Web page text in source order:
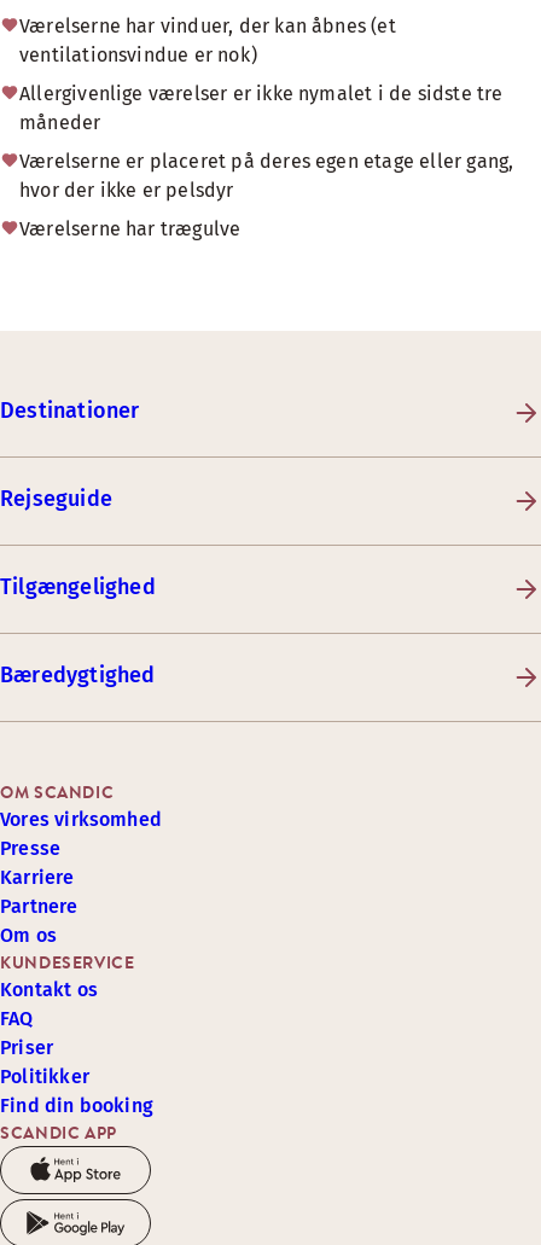
Værelserne har vinduer, der kan åbnes (et
ventilationsvindue er nok)
Allergivenlige værelser er ikke nymalet i de sidste tre
måneder
Værelserne er placeret på deres egen etage eller gang,
hvor der ikke er pelsdyr
Værelserne har trægulve
Destinationer
Rejseguide
Tilgængelighed
Bæredygtighed
SCANDIC APP
KUNDESERVICE
Kontakt os
FAQ
Priser
Politikker
Find din booking
OM SCANDIC
Vores virksomhed
Presse
Karriere
Partnere
Om os